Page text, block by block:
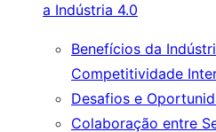
a Indústria 4.0
Benefícios da
Competitividade
Desafios e
Colaboração entre